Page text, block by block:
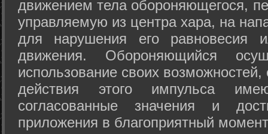
движением тела обороняющегося,
управляемую из центра хара, на
для нарушения его равновесия
движения. Обороняющийся
использование своих
действия этого импульса
согласованные значения и
приложения в благоприятный